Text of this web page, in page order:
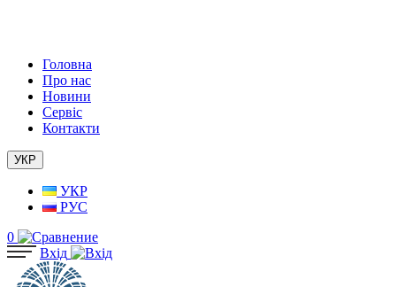
Головна
Про нас
Новини
Сервіс
Контакти
УКР
УКР
РУС
0
Вхід